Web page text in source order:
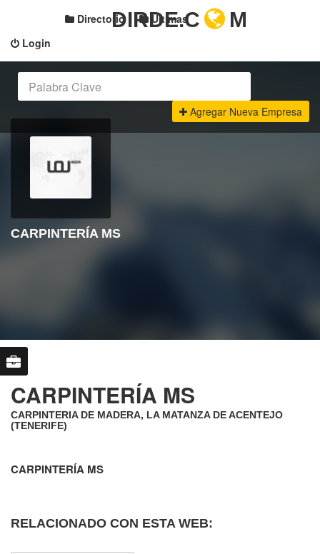
Login
Directorio Últimas
DIRDE.C M
Agregar Nueva Empresa
CARPINTERÍA MS
CARPINTERÍA MS
CARPINTERIA DE MADERA, LA MATANZA DE ACENTEJO
(TENERIFE)
CARPINTERÍA MS
RELACIONADO CON ESTA WEB: